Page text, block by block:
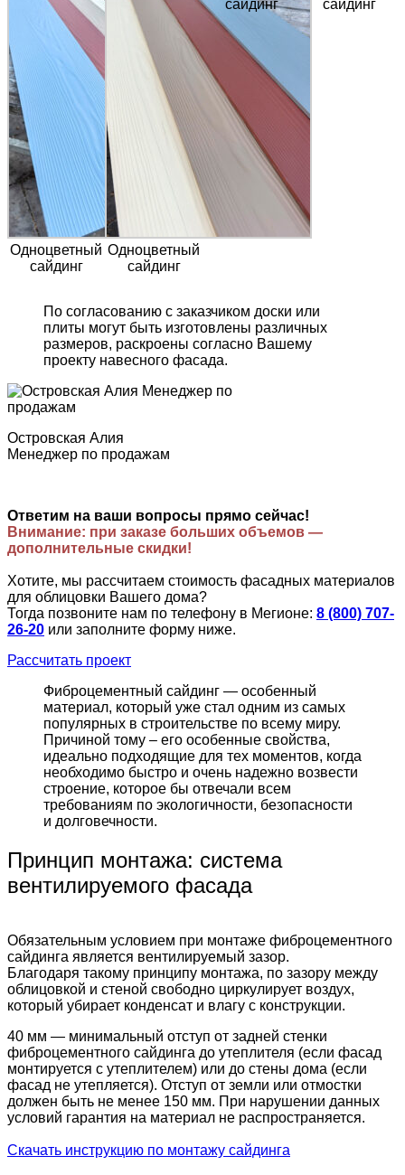
Одноцветный
сайдинг
Одноцветный
сайдинг
сайдинг сайдинг
По согласованию с заказчиком доски или
плиты могут быть изготовлены различных
размеров, раскроены согласно Вашему
проекту навесного фасада.
Островская Алия
Менеджер по продажам
Ответим на ваши вопросы прямо сейчас!
Внимание: при заказе больших объемов —
дополнительные скидки!
Хотите, мы рассчитаем стоимость фасадных материалов
для облицовки Вашего дома?
Тогда позвоните нам по телефону в Мегионе: 8 (800) 707-
26-20 или заполните форму ниже.
Рассчитать проект
Фиброцементный сайдинг — особенный
материал, который уже стал одним из самых
популярных в строительстве по всему миру.
Причиной тому – его особенные свойства,
идеально подходящие для тех моментов, когда
необходимо быстро и очень надежно возвести
строение, которое бы отвечали всем
требованиям по экологичности, безопасности
и долговечности.
Принцип монтажа: система
вентилируемого фасада
Обязательным условием при монтаже фиброцементного
сайдинга является вентилируемый зазор.
Благодаря такому принципу монтажа, по зазору между
облицовкой и стеной свободно циркулирует воздух,
который убирает конденсат и влагу с конструкции.
40 мм — минимальный отступ от задней стенки
фиброцементного сайдинга до утеплителя (если фасад
монтируется с утеплителем) или до стены дома (если
фасад не утепляется). Отступ от земли или отмостки
должен быть не менее 150 мм. При нарушении данных
условий гарантия на материал не распространяется.
Скачать инструкцию по монтажу сайдинга